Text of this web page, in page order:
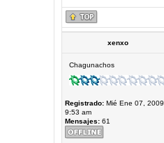
xenxo
Chagunachos
Registrado:Mié Ene 07, 2009
9:53 am
Mensajes:61